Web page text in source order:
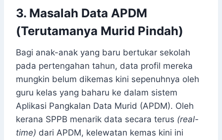
3. Masalah Data APDM
(Terutamanya Murid Pindah)
Bagi anak-anak yang baru bertukar sekolah
pada pertengahan tahun, data profil mereka
mungkin belum dikemas kini sepenuhnya oleh
guru kelas yang baharu ke dalam sistem
Aplikasi Pangkalan Data Murid (APDM). Oleh
kerana SPPB menarik data secara terus (real-
time) dari APDM, kelewatan kemas kini ini